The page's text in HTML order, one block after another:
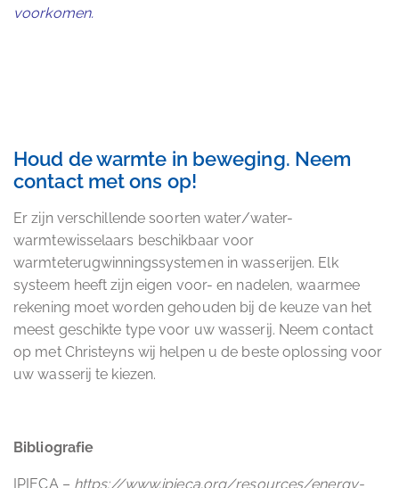
voorkomen.
Houd de warmte in beweging. Neem
contact met ons op!
Er zijn verschillende soorten water/water-
warmtewisselaars beschikbaar voor
warmteterugwinningssystemen in wasserijen. Elk
systeem heeft zijn eigen voor- en nadelen, waarmee
rekening moet worden gehouden bij de keuze van het
meest geschikte type voor uw wasserij. Neem contact
op met Christeyns wij helpen u de beste oplossing voor
uw wasserij te kiezen.
Bibliografie
IPIECA – https://www.ipieca.org/resources/energy-